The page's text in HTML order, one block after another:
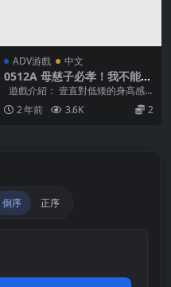
ADV游戲 中文
0512A 母慈子必孝！我不能永
遠當兒子！5 ～豐滿溫柔媽媽
的溫暖擁抱 动态漢化（也可能
需要转区）
遊戲介紹： 壹直對低矮的身高感
到自卑感的主人公「小清水 想」。
爲...2 年前 3.6K 2
倒序 正序